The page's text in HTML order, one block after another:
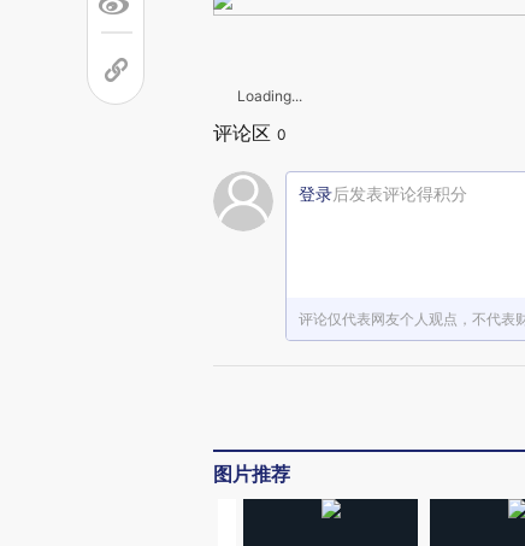
Loading...
评论区 0
登录后发表评论得积分
评论仅代表网友个人观点，不代表
图片推荐